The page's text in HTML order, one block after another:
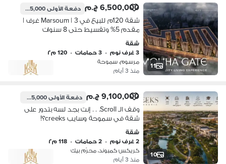
11
6,500,000 ج.م دفعة الأولى325,000 ج.م
شقة 120م للبيع في Marsoum | 3 غرف |
مقدم 5% وتقسيط حتى 8 سنوات
شقة
3 غرف نوم
• 3 حمامات • 120 م٢
مرسوم، سموحة
منذ 3 أيام
10
9,100,000 ج.م دفعة الأولى455,000 ج.م
وقف الـ Scroll. . . إنت بجد لسه بتدور على
شقة في سموحة وسايب creeks؟!
شقة
2 غرف نوم
• 2 حمامات • 118 م٢
كريكس كمبوند، محرّم بيك
منذ 3 أيام